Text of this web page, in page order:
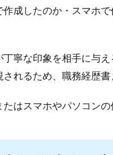
作成したのか・スマホ
寧な印象を相手に与
れるため、職務経歴
はスマホやパソコンの